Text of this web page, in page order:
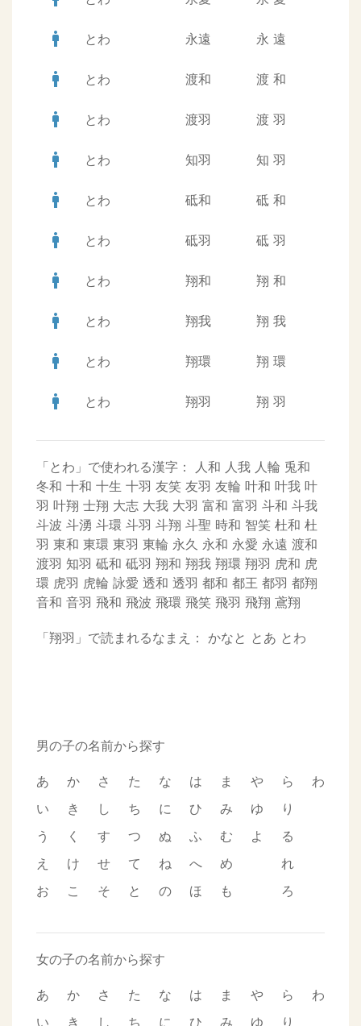
man とわ 永遠 永 遠
man とわ 渡和 渡 和
man とわ 渡羽 渡 羽
man とわ 知羽 知 羽
man とわ 砥和 砥 和
man とわ 砥羽 砥 羽
man とわ 翔和 翔 和
man とわ 翔我 翔 我
man とわ 翔環 翔 環
man とわ 翔羽 翔 羽
「とわ」で使われる漢字： 人和 人我 人輪 兎和
冬和 十和 十生 十羽 友笑 友羽 友輪 叶和 叶我 叶
羽 叶翔 士翔 大志 大我 大羽 富和 富羽 斗和 斗我
斗波 斗湧 斗環 斗羽 斗翔 斗聖 時和 智笑 杜和 杜
羽 東和 東環 東羽 東輪 永久 永和 永愛 永遠 渡和
渡羽 知羽 砥和 砥羽 翔和 翔我 翔環 翔羽 虎和 虎
環 虎羽 虎輪 詠愛 透和 透羽 都和 都王 都羽 都翔
音和 音羽 飛和 飛波 飛環 飛笑 飛羽 飛翔 鳶翔
「翔羽」で読まれるなまえ： かなと とあ とわ
男の子の名前から探す
あ
い
う
え
お
か
き
く
け
こ
さ
し
す
せ
そ
た
ち
つ
て
と
な
に
ぬ
ね
の
は
ひ
ふ
へ
ほ
ま
み
む
め
も
や
ゆ
よ
ら
り
る
れ
ろ
わ
女の子の名前から探す
あ
い
か
き
さ
し
た
ち
な
に
は
ひ
ま
み
や
ゆ
ら
り
わ